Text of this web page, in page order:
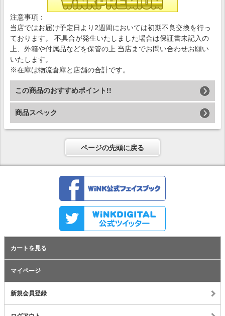
注意事項：
当店ではお届け予定日より2週間においては初期不良交換を行っ
ております。 不具合が発生いたしました場合は保証書未記入の
上、外箱や付属品などを保管の上 当店までお問い合わせお願い
いたします。
※在庫は物流倉庫と店舗の合計です。
この商品のおすすめポイント!!
商品スペック
ページの先頭に戻る
カートを見る
マイページ
新規会員登録